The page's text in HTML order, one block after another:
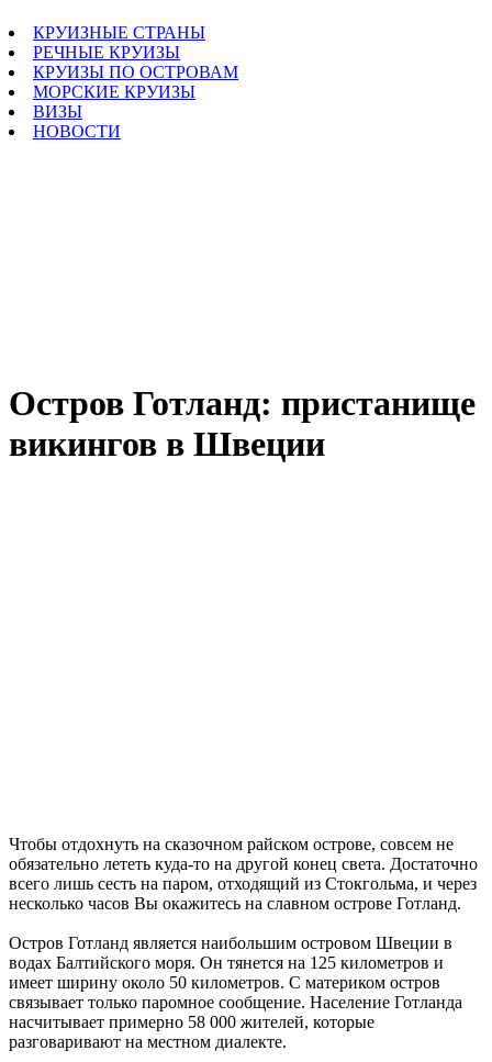
КРУИЗНЫЕ СТРАНЫ
РЕЧНЫЕ КРУИЗЫ
КРУИЗЫ ПО ОСТРОВАМ
МОРСКИЕ КРУИЗЫ
ВИЗЫ
НОВОСТИ
Остров Готланд: пристанище
викингов в Швеции
Чтобы отдохнуть на сказочном райском острове, совсем не
обязательно лететь куда-то на другой конец света. Достаточно
всего лишь сесть на паром, отходящий из Стокгольма, и через
несколько часов Вы окажитесь на славном острове Готланд.
Остров Готланд является наибольшим островом Швеции в
водах Балтийского моря. Он тянется на 125 километров и
имеет ширину около 50 километров. С материком остров
связывает только паромное сообщение. Население Готланда
насчитывает примерно 58 000 жителей, которые
разговаривают на местном диалекте.